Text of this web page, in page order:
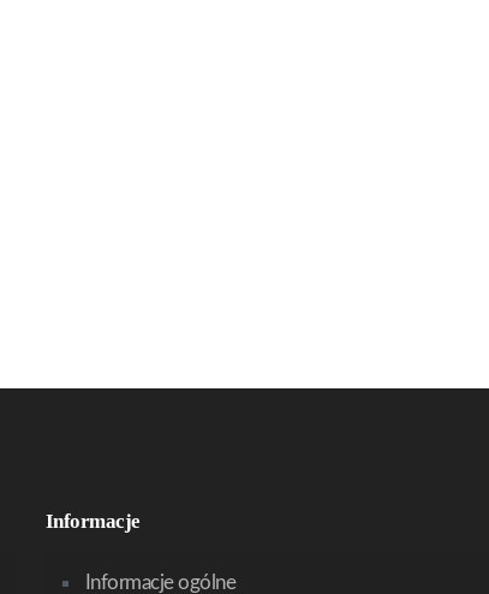
Informacje
Informacje ogólne